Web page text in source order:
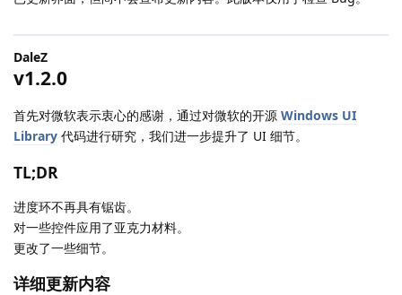
DaleZ
v1.2.0
首先对微软表示衷心的感谢，通过对微软的开源 Windows UI
Library 代码进行研究，我们进一步提升了 UI 细节。
TL;DR
进度环不再具有锯齿。
对一些控件应用了亚克力材料。
更改了一些细节。
详细更新内容